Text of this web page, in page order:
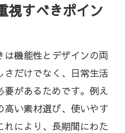
視すべきポイン
は機能性とデザインの両
さだけでなく、日常生活
があるためです。例え
高い素材選び、使いやす
れにより、長期間にわた